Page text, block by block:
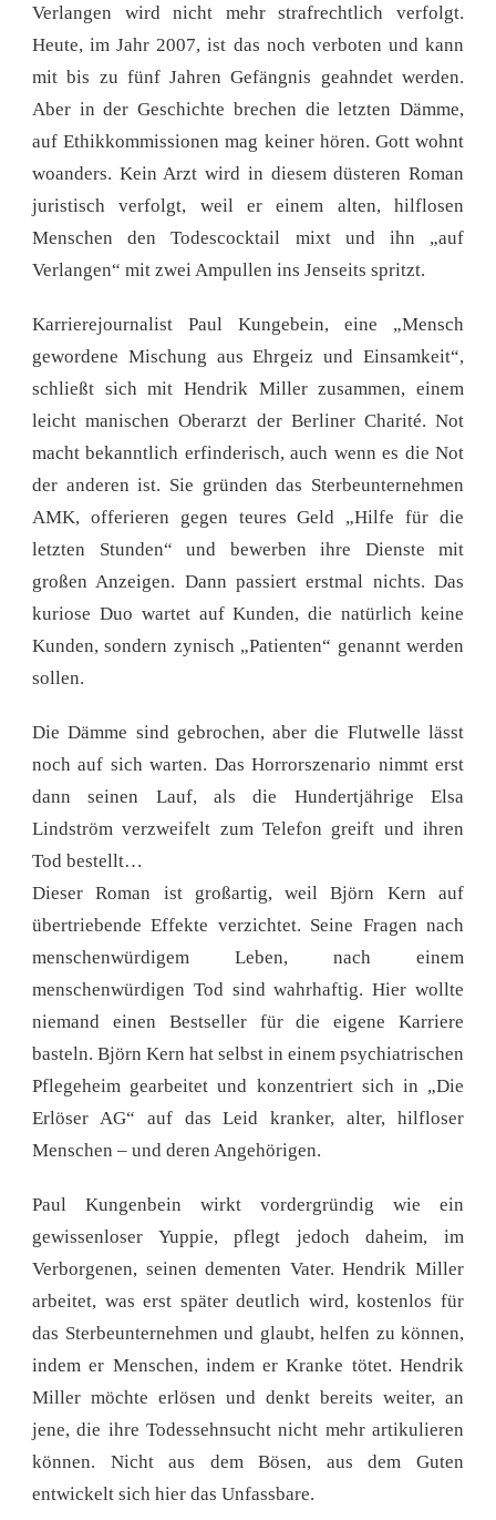
Verlangen wird nicht mehr strafrechtlich verfolgt.
Heute, im Jahr 2007, ist das noch verboten und kann
mit bis zu fünf Jahren Gefängnis geahndet werden.
Aber in der Geschichte brechen die letzten Dämme,
auf Ethikkommissionen mag keiner hören. Gott wohnt
woanders. Kein Arzt wird in diesem düsteren Roman
juristisch verfolgt, weil er einem alten, hilflosen
Menschen den Todescocktail mixt und ihn „auf
Verlangen“ mit zwei Ampullen ins Jenseits spritzt.
Karrierejournalist Paul Kungebein, eine „Mensch
gewordene Mischung aus Ehrgeiz und Einsamkeit“,
schließt sich mit Hendrik Miller zusammen, einem
leicht manischen Oberarzt der Berliner Charité. Not
macht bekanntlich erfinderisch, auch wenn es die Not
der anderen ist. Sie gründen das Sterbeunternehmen
AMK, offerieren gegen teures Geld „Hilfe für die
letzten Stunden“ und bewerben ihre Dienste mit
großen Anzeigen. Dann passiert erstmal nichts. Das
kuriose Duo wartet auf Kunden, die natürlich keine
Kunden, sondern zynisch „Patienten“ genannt werden
sollen.
Die Dämme sind gebrochen, aber die Flutwelle lässt
noch auf sich warten. Das Horrorszenario nimmt erst
dann seinen Lauf, als die Hundertjährige Elsa
Lindström verzweifelt zum Telefon greift und ihren
Tod bestellt…
Dieser Roman ist großartig, weil Björn Kern auf
übertriebende Effekte verzichtet. Seine Fragen nach
menschenwürdigem Leben, nach einem
menschenwürdigen Tod sind wahrhaftig. Hier wollte
niemand einen Bestseller für die eigene Karriere
basteln. Björn Kern hat selbst in einem psychiatrischen
Pflegeheim gearbeitet und konzentriert sich in „Die
Erlöser AG“ auf das Leid kranker, alter, hilfloser
Menschen – und deren Angehörigen.
Paul Kungenbein wirkt vordergründig wie ein
gewissenloser Yuppie, pflegt jedoch daheim, im
Verborgenen, seinen dementen Vater. Hendrik Miller
arbeitet, was erst später deutlich wird, kostenlos für
das Sterbeunternehmen und glaubt, helfen zu können,
indem er Menschen, indem er Kranke tötet. Hendrik
Miller möchte erlösen und denkt bereits weiter, an
jene, die ihre Todessehnsucht nicht mehr artikulieren
können. Nicht aus dem Bösen, aus dem Guten
entwickelt sich hier das Unfassbare.